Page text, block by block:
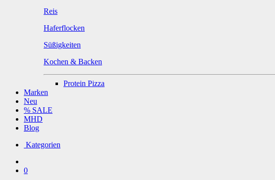
Reis
Haferflocken
Süßigkeiten
Kochen & Backen
Protein Pizza
Marken
Neu
% SALE
MHD
Blog
Kategorien
0